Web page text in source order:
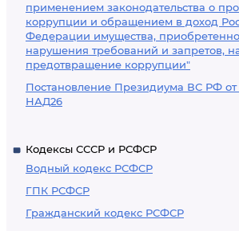
применением законодательства о
коррупции и обращением в доход
Федерации имущества,
нарушения требований и запретов,
предотвращение коррупции"
Постановление Президиума ВС РФ от
НАД26
Кодексы СССР и РСФСР
Водный кодекс РСФСР
ГПК РСФСР
Гражданский кодекс РСФСР